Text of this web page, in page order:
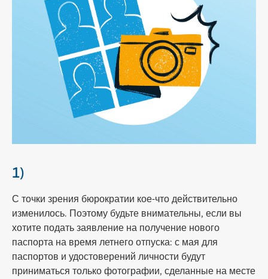
1)
С точки зрения бюрократии кое-что действительно
изменилось. Поэтому будьте внимательны, если вы
хотите подать заявление на получение нового
паспорта на время летнего отпуска: с мая для
паспортов и удостоверений личности будут
приниматься только фотографии, сделанные на месте